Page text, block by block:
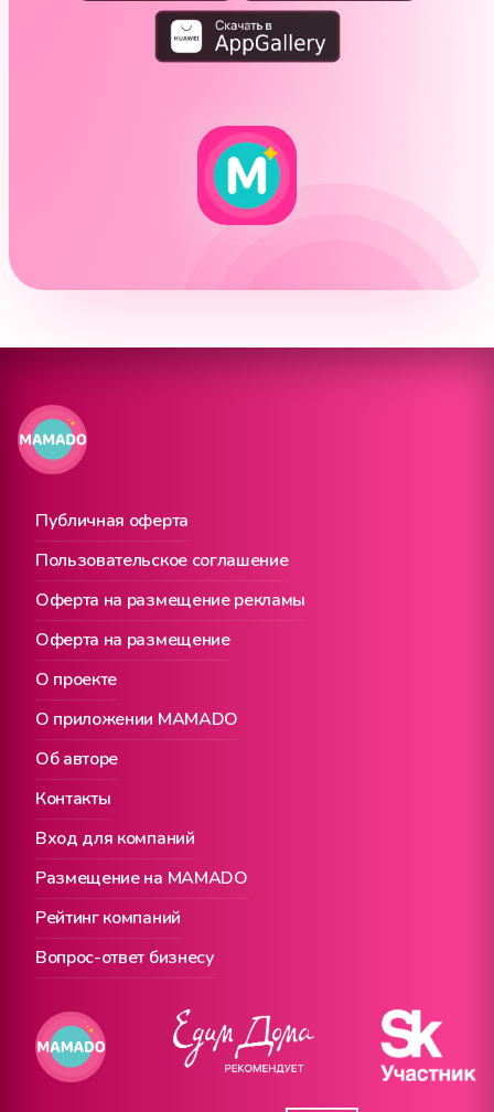
Публичная оферта
О проекте
Вход для компаний
Пользовательское соглашение
О приложении MAMADO
Размещение на MAMADO
Оферта на размещение рекламы
Об авторе
Рейтинг компаний
Оферта на размещение
Контакты
Вопрос-ответ бизнесу